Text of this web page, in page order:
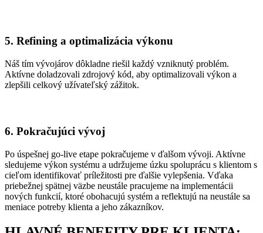
5. Refining a optimalizácia výkonu
Náš tím vývojárov dôkladne riešil každý vzniknutý problém.
Aktívne doladzovali zdrojový kód, aby optimalizovali výkon a
zlepšili celkový užívateľský zážitok.
6. Pokračujúci vývoj
Po úspešnej go-live etape pokračujeme v ďalšom vývoji. Aktívne
sledujeme výkon systému a udržujeme úzku spoluprácu s klientom s
cieľom identifikovať príležitosti pre ďalšie vylepšenia. Vďaka
priebežnej spätnej väzbe neustále pracujeme na implementácii
nových funkcií, ktoré obohacujú systém a reflektujú na neustále sa
meniace potreby klienta a jeho zákazníkov.